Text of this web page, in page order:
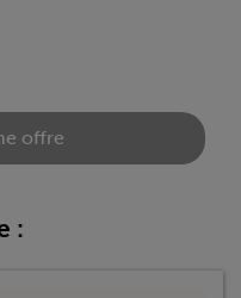
offre
: